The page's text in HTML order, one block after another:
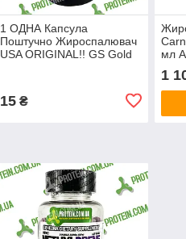
1 ОДНА Капсула
Поштучно Жироспалювач
USA ORIGINAL!! GS Gold
15₴
мл
1